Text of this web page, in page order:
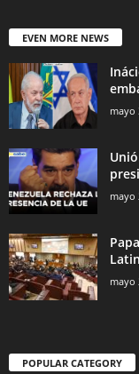
EVEN MORE NEWS
mayo
mayo
mayo
POPULAR CATEGORY